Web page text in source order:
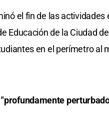
el fin de las actividades
Educación de la Ciudad
en el perímetro al